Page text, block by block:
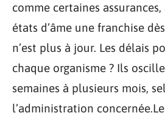
comme certaines
états d’âme une franchise
n’est plus à jour. Les délais
chaque organisme ? Ils
semaines à plusieurs mois,
l’administration